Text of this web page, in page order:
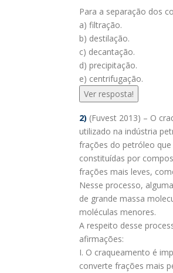
Para a separação dos
a) filtração.
b) destilação.
c) decantação.
d) precipitação.
e) centrifugação.
Ver resposta!
2) (Fuvest 2013) – O
utilizado na indústria
frações do petróleo
constituídas por
frações mais leves,
Nesse processo,
de grande massa
moléculas menores.
A respeito desse
afirmações:
I. O craqueamento é
converte frações mais